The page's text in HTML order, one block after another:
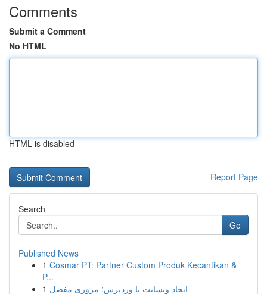
Comments
Submit a Comment
No HTML
HTML is disabled
Report Page
Search
Go
Published News
1 Cosmar PT: Partner Custom Produk Kecantikan &
P...
1 ایجاد وبسایت با وردپرس: مروری مفصل